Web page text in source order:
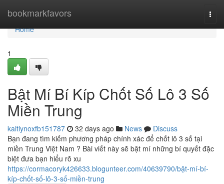
bookmarkfavors
Home
Home
1
Bật Mí Bí Kíp Chốt Số Lô 3 Số
Miền Trung
kaitlynoxfb151787 32 days ago News
Discuss
Bạn đang tìm kiếm phương pháp chính xác để chốt lô 3 số tại
miền Trung Việt Nam ? Bài viết này sẽ bật mí những bí quyết đặc
biệt đưa bạn hiểu rõ xu
https://cormacoryk426633.blogunteer.com/40639790/bật-mí-bí-
kíp-chốt-số-lô-3-số-miền-trung